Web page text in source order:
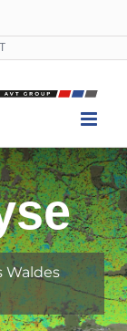
IT
Waldes